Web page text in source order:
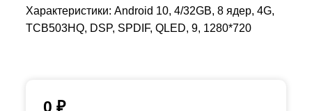
Характеристики: Android 10, 4/32GB, 8 ядер, 4G,
TCB503HQ, DSP, SPDIF, QLED, 9, 1280*720
0 ₽